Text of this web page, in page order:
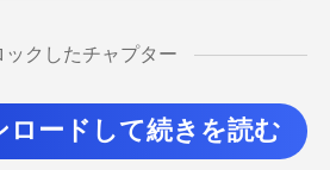
ックしたチャプター
ロードして続きを読む